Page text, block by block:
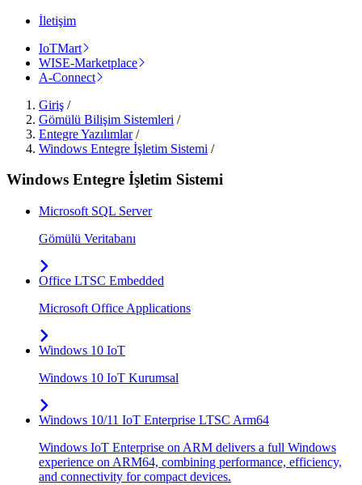
İletişim
IoTMart
WISE-Marketplace
A-Connect
Giriş /
Gömülü Bilişim Sistemleri /
Entegre Yazılımlar/
Windows Entegre İşletim Sistemi /
Windows Entegre İşletim Sistemi
Microsoft SQL Server
Gömülü Veritabanı
Office LTSC Embedded
Microsoft Office Applications
Windows 10 IoT
Windows 10 IoT Kurumsal
Windows 10/11 IoT Enterprise LTSC Arm64
Windows IoT Enterprise on ARM delivers a full Windows
experience on ARM64, combining performance, efficiency,
and connectivity for compact devices.